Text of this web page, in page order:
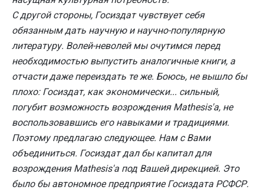
С другой стороны, Госиздат чувствует себя
обязанным дать научную и научно-популярную
литературу. Волей-неволей мы очутимся перед
необходимостью выпустить аналогичные книги, а
отчасти даже переиздать те же. Боюсь, не вышло бы
плохо: Госиздат, как экономически... сильный,
погубит возможность возрождения Mathesis'а, не
воспользовавшись его навыками и традициями.
Поэтому предлагаю следующее. Нам с Вами
объединиться. Госиздат дал бы капитал для
возрождения Mathesis'а под Вашей дирекцией. Это
было бы автономное предприятие Госиздата РСФСР.